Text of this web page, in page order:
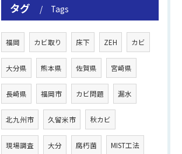
タグ Tags
福岡 カビ取り 床下 ZEH カビ
大分県 熊本県 佐賀県 宮崎県
長崎県 福岡市 カビ問題 漏水
北九州市 久留米市 秋カビ
現場調査 大分 腐朽菌 MIST工法